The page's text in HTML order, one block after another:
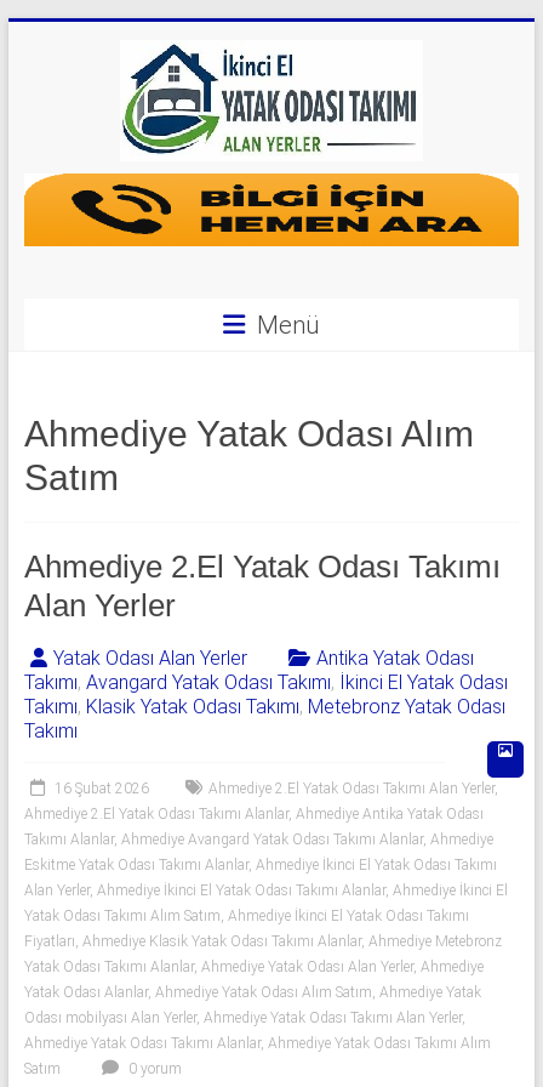
Yatak
Odası
|
0
541
06
06
|
Yıldız
Spot
Yatak
odası
alan
yerler
olarak
2.el
yatak
odası,
Klasik
Menü
Ahmediye Yatak Odası Alım
Satım
Ahmediye 2.El Yatak Odası Takımı
Alan Yerler
Yatak Odası Alan Yerler
Antika Yatak Odası
Takımı, Avangard Yatak Odası Takımı, İkinci El Yatak Odası
Takımı, Klasik Yatak Odası Takımı, Metebronz Yatak Odası
Takımı
16 Şubat 2026 Ahmediye 2.El Yatak Odası Takımı Alan Yerler,
Ahmediye 2.El Yatak Odası Takımı Alanlar, Ahmediye Antika Yatak Odası
Takımı Alanlar, Ahmediye Avangard Yatak Odası Takımı Alanlar, Ahmediye
Eskitme Yatak Odası Takımı Alanlar, Ahmediye İkinci El Yatak Odası Takımı
Alan Yerler, Ahmediye İkinci El Yatak Odası Takımı Alanlar, Ahmediye İkinci El
Yatak Odası Takımı Alım Satım Ahmediye İkinci El Yatak Odası Takımı
Fiyatları Ahmediye Klasik Yatak Odası Takımı Alanlar, Ahmediye Metebronz
Yatak Odası Takımı Alanlar, Ahmediye Yatak Odası Alan Yerler, Ahmediye
Yatak Odası Alanlar, Ahmediye Yatak Odası Alım Satım Ahmediye Yatak
Odası mobilyası Alan Yerler, Ahmediye Yatak Odası Takımı Alan Yerler,
Ahmediye Yatak Odası Takımı Alanlar, Ahmediye Yatak Odası Takımı Alım
Satım
0 yorum